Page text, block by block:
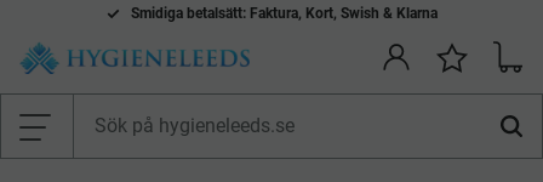
Meny
Smidiga betalsätt: Faktura, Kort, Swish & Klarna